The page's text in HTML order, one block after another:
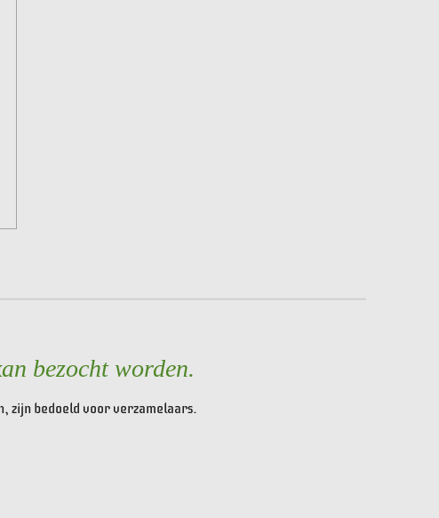
bezocht worden.
zijn bedoeld voor verzamelaars.